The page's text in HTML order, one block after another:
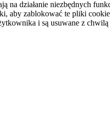
na działanie niezbędnych
aby zablokować te pliki
i są usuwane z